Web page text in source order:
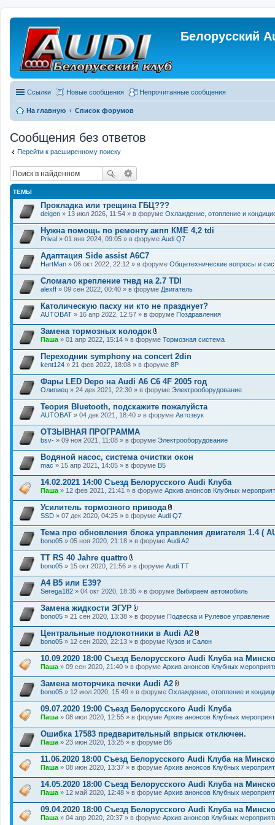
Белорусский
Ссылки Новые сообщения Непрочитанные сообщения
На главную Список форумов
Сообщения без ответов
Перейти к расширенному поиску
ТЕМЫ
Прокладка или трещина ГБЦ???
deigen » 13 июл 2026, 11:54 » в форуме Охлаждение, отопление и
Нужна помощь по ремонту акпп КМЕ 4,2 tdi
Prival » 01 янв 2024, 09:05 » в форуме Audi Q7
Адаптация Side assist A6C7
HartMan » 06 окт 2022, 22:12 » в форуме Общетехнические вопросы и
Сломало крепление тнвд на 2.7 TDI
alexff » 09 сен 2022, 00:40 » в форуме Двигатель
Католическую пасху ни кто не празднует?
AUTOBAT » 16 апр 2022, 12:57 » в форуме Поздравления
Замена тормозных колодок
В
о
ж
е
н
и
я
Паша » 01 апр 2022, 15:14 » в форуме Тормозная система
Переходник symphony на concert 2din
kent124 » 21 фев 2022, 18:08 » в форуме 8P
Фары LED Depo на Audi A6 C6 4F 2005 год
Олипиец » 24 дек 2021, 22:30 » в форуме Электрооборудование
Теория Bluetooth, подскажите пожалуйста
AUTOBAT » 04 дек 2021, 18:40 » в форуме Автозвук
ОТЗЫВНАЯ ПРОГРАММА
bsv- » 09 ноя 2021, 11:08 » в форуме Электрооборудование
Водяной насос, система очистки окон
mac » 15 апр 2021, 14:05 » в форуме B5
14.02.2021 14:00 Съезд Белорусского Audi Клуба
Паша » 12 фев 2021, 21:41 » в форуме Архив анонсов Клубных
Усилитель тормозного привода
В
л
о
ж
е
н
я
SSD » 07 дек 2020, 04:25 » в форуме Audi Q7
Тема про обновления блока управления двигателя 1.4 (
bono05 » 05 ноя 2020, 21:18 » в форуме Audi A2
TT RS 40 Jahre quattro
В
о
е
н
и
я
bono05 » 15 окт 2020, 21:56 » в форуме Audi TT
A4 B5 или E39?
Serega182 » 04 окт 2020, 18:35 » в форуме Выбираем автомобиль
Замена жидкости ЭГУР
В
о
ж
е
н
и
я
bono05 » 21 сен 2020, 13:38 » в форуме Подвеска и Рулевое управление
Центральные подлокотники в Audi A2
В
о
ж
е
н
я
bono05 » 12 сен 2020, 22:13 » в форуме Кузов и Салон
10.09.2020 18:00 Съезд Белорусского Audi Клуба на
Паша » 09 сен 2020, 21:40 » в форуме Архив анонсов Клубных
Замена моторчика печки Audi A2
В
о
ж
е
н
и
bono05 » 12 июл 2020, 15:49 » в форуме Охлаждение, отопление и
09.07.2020 19:00 Съезд Белорусского Audi Клуба
Паша » 08 июл 2020, 12:55 » в форуме Архив анонсов Клубных
Ошибка 17583 предварительный впрыск отключен.
Паша » 23 июн 2020, 13:25 » в форуме B6
11.06.2020 18:00 Съезд Белорусского Audi Клуба на
Паша » 08 июн 2020, 13:37 » в форуме Архив анонсов Клубных
14.05.2020 18:00 Съезд Белорусского Audi Клуба на
Паша » 12 май 2020, 12:48 » в форуме Архив анонсов Клубных
09.04.2020 18:00 Съезд Белорусского Audi Клуба на
Паша » 04 апр 2020, 20:37 » в форуме Архив анонсов Клубных